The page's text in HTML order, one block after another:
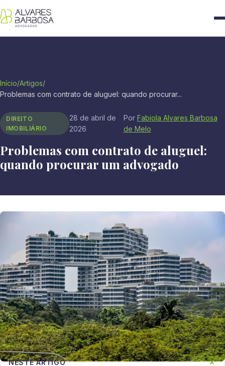
Início/Artigos/
Problemas com contrato de aluguel: quando procurar...
DIREITO
IMOBILIÁRIO
28 de abril de
2026
Por Fabiola Alvares Barbosa
de Melo
Problemas com contrato de aluguel:
quando procurar um advogado
NESTE ARTIGO +